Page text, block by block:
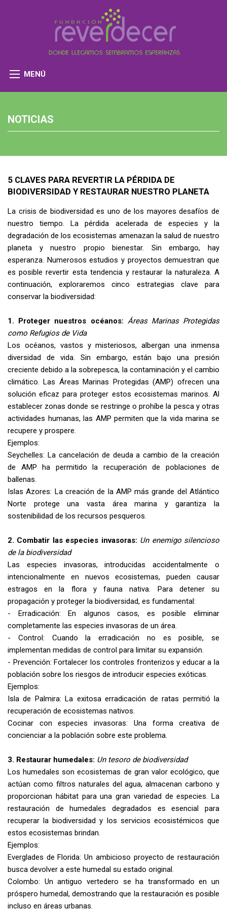
MENÚ
NOTICIAS
5 CLAVES PARA REVERTIR LA PÉRDIDA DE
BIODIVERSIDAD Y RESTAURAR NUESTRO PLANETA
La crisis de biodiversidad es uno de los mayores desafíos de
nuestro tiempo. La pérdida acelerada de especies y la
degradación de los ecosistemas amenazan la salud de nuestro
planeta y nuestro propio bienestar. Sin embargo, hay
esperanza. Numerosos estudios y proyectos demuestran que
es posible revertir esta tendencia y restaurar la naturaleza. A
continuación, exploraremos cinco estrategias clave para
conservar la biodiversidad:
1. Proteger nuestros océanos: Áreas Marinas Protegidas
como Refugios de Vida
Los océanos, vastos y misteriosos, albergan una inmensa
diversidad de vida. Sin embargo, están bajo una presión
creciente debido a la sobrepesca, la contaminación y el cambio
climático. Las Áreas Marinas Protegidas (AMP) ofrecen una
solución eficaz para proteger estos ecosistemas marinos. Al
establecer zonas donde se restringe o prohíbe la pesca y otras
actividades humanas, las AMP permiten que la vida marina se
recupere y prospere.
Ejemplos:
Seychelles: La cancelación de deuda a cambio de la creación
de AMP ha permitido la recuperación de poblaciones de
ballenas.
Islas Azores: La creación de la AMP más grande del Atlántico
Norte protege una vasta área marina y garantiza la
sostenibilidad de los recursos pesqueros.
2. Combatir las especies invasoras: Un enemigo silencioso
de la biodiversidad
Las especies invasoras, introducidas accidentalmente o
intencionalmente en nuevos ecosistemas, pueden causar
estragos en la flora y fauna nativa. Para detener su
propagación y proteger la biodiversidad, es fundamental:
- Erradicación: En algunos casos, es posible eliminar
completamente las especies invasoras de un área.
- Control: Cuando la erradicación no es posible, se
implementan medidas de control para limitar su expansión.
- Prevención: Fortalecer los controles fronterizos y educar a la
población sobre los riesgos de introducir especies exóticas.
Ejemplos:
Isla de Palmira: La exitosa erradicación de ratas permitió la
recuperación de ecosistemas nativos.
Cocinar con especies invasoras: Una forma creativa de
concienciar a la población sobre este problema.
3. Restaurar humedales: Un tesoro de biodiversidad
Los humedales son ecosistemas de gran valor ecológico, que
actúan como filtros naturales del agua, almacenan carbono y
proporcionan hábitat para una gran variedad de especies. La
restauración de humedales degradados es esencial para
recuperar la biodiversidad y los servicios ecosistémicos que
estos ecosistemas brindan.
Ejemplos:
Everglades de Florida: Un ambicioso proyecto de restauración
busca devolver a este humedal su estado original.
Colombo: Un antiguo vertedero se ha transformado en un
próspero humedal, demostrando que la restauración es posible
incluso en áreas urbanas.